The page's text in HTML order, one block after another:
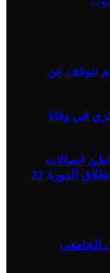
تتوقف عن
في وفاة
اتصالات
الدورة 22
الجامعي